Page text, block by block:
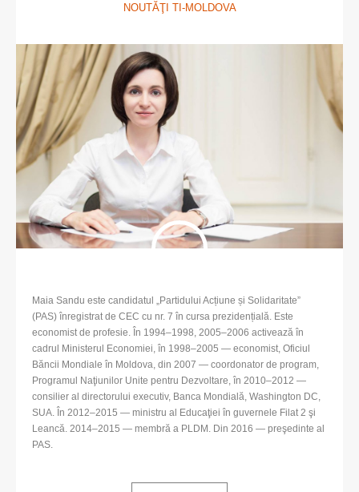
NOUTĂŢI TI-MOLDOVA
Maia Sandu este candidatul „Partidului Acțiune și Solidaritate”
(PAS) înregistrat de CEC cu nr. 7 în cursa prezidențială. Este
economist de profesie. În 1994–1998, 2005–2006 activează în
cadrul Ministerul Economiei, în 1998–2005 — economist, Oficiul
Băncii Mondiale în Moldova, din 2007 — coordonator de program,
Programul Naţiunilor Unite pentru Dezvoltare, în 2010–2012 —
consilier al directorului executiv, Banca Mondială, Washington DC,
SUA. În 2012–2015 — ministru al Educaţiei în guvernele Filat 2 şi
Leancă. 2014–2015 — membră a PLDM. Din 2016 — preşedinte al
PAS.